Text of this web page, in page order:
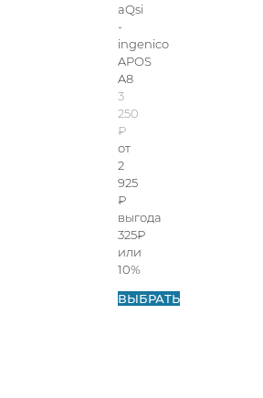
aQsi
-
ingenico
APOS
A8
3
250
₽
от
2
925
₽
выгода
325₽
или
10%
ВЫБРАТЬ